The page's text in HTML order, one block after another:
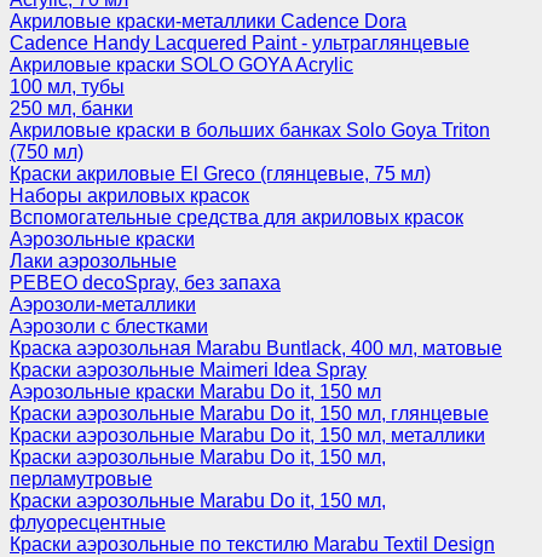
Акриловые краски-металлики Cadence Dora
Cadence Handy Lacquered Paint - ультраглянцевые
Акриловые краски SOLO GOYA Acrylic
100 мл, тубы
250 мл, банки
Акриловые краски в больших банках Solo Goya Triton
(750 мл)
Краски акриловые El Greco (глянцевые, 75 мл)
Наборы акриловых красок
Вспомогательные средства для акриловых красок
Аэрозольные краски
Лаки аэрозольные
PEBEO decoSpray, без запаха
Аэрозоли-металлики
Аэрозоли с блестками
Краска аэрозольная Marabu Buntlack, 400 мл, матовые
Краски аэрозольные Maimeri Idea Spray
Аэрозольные краски Marabu Do it, 150 мл
Краски аэрозольные Marabu Do it, 150 мл, глянцевые
Краски аэрозольные Marabu Do it, 150 мл, металлики
Краски аэрозольные Marabu Do it, 150 мл,
перламутровые
Краски аэрозольные Marabu Do it, 150 мл,
флуоресцентные
Краски аэрозольные по текстилю Marabu Textil Design